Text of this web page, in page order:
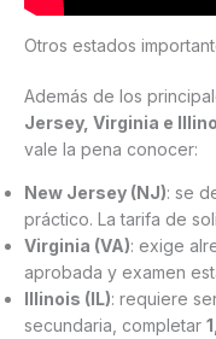
Otros estados
Además de los
Jersey, Virginia e
vale la pena conocer:
New Jersey (NJ): se
práctico. La tarifa de
Virginia (VA): exige
aprobada y examen
Illinois (IL): requiere
secundaria, completar